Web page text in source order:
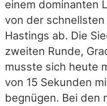
einem dominanten
von der
Hastings ab. Die
zweiten Runde,
musste sich heute
von 15 Sekunden
begnügen. Bei den